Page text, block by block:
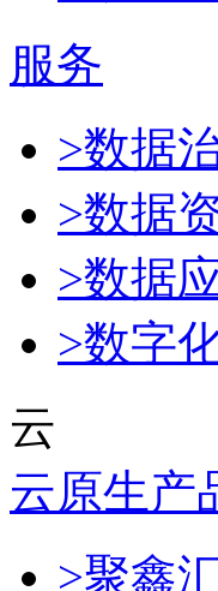
服务
>数据
>数据
>数据
>数字
云
云原生产
>聚鑫